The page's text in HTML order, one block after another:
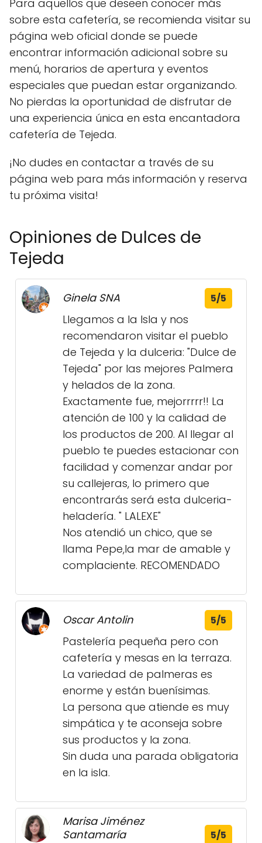
Para aquellos que deseen conocer más
sobre esta cafetería, se recomienda visitar su
página web oficial donde se puede
encontrar información adicional sobre su
menú, horarios de apertura y eventos
especiales que puedan estar organizando.
No pierdas la oportunidad de disfrutar de
una experiencia única en esta encantadora
cafetería de Tejeda.
¡No dudes en contactar a través de su
página web para más información y reserva
tu próxima visita!
Opiniones de Dulces de
Tejeda
Ginela SNA 5/5
Llegamos a la Isla y nos
recomendaron visitar el pueblo
de Tejeda y la dulceria: "Dulce de
Tejeda" por las mejores Palmera
y helados de la zona.
Exactamente fue, mejorrrrr!! La
atención de 100 y la calidad de
los productos de 200. Al llegar al
pueblo te puedes estacionar con
facilidad y comenzar andar por
su callejeras, lo primero que
encontrarás será esta dulceria-
heladería. " LALEXE"
Nos atendió un chico, que se
llama Pepe,la mar de amable y
complaciente. RECOMENDADO
Oscar Antolin 5/5
Pastelería pequeña pero con
cafetería y mesas en la terraza.
La variedad de palmeras es
enorme y están buenísimas.
La persona que atiende es muy
simpática y te aconseja sobre
sus productos y la zona.
Sin duda una parada obligatoria
en la isla.
Marisa Jiménez
Santamaría
5/5